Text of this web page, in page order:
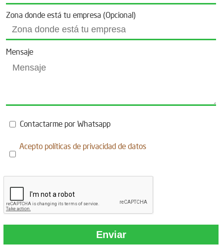
Zona donde está tu empresa (Opcional)
Mensaje
Contactarme por Whatsapp
Acepto políticas de privacidad de datos